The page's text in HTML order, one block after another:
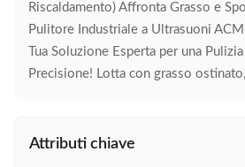
Riscaldamento) Affronta Grasso e
Pulitore Industriale a Ultrasuoni
Tua Soluzione Esperta per una
Precisione! Lotta con grasso
Attributi chiave